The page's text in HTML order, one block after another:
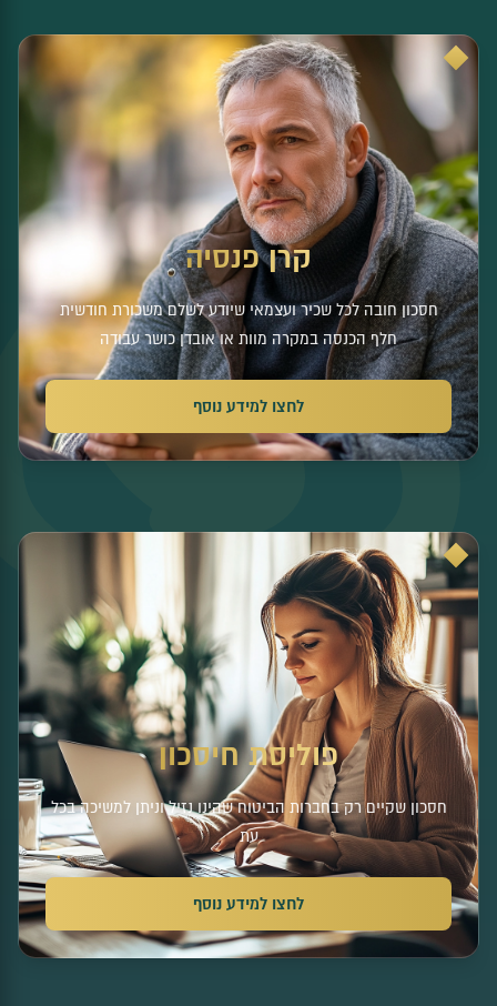
קרן פנסיה
חסכון חובה לכל שכיר ועצמאי שיודע לשלם משכורת חודשית
חלף הכנסה במקרה מוות או אובדן כושר עבודה
לחצו למידע נוסף
פוליסת חיסכון
חסכון שקיים רק בחברות הביטוח שהינו נזיל וניתן למשיכה בכל
עת
לחצו למידע נוסף